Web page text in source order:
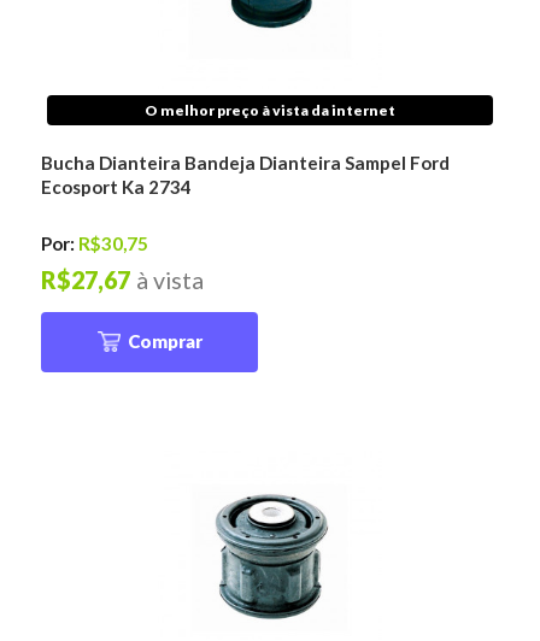
O melhor preço à vista da internet
Bucha Dianteira Bandeja Dianteira Sampel Ford
Ecosport Ka 2734
Por: R$30,75
à vista
R$27,67
Comprar